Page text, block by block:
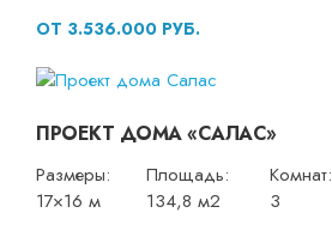
ОТ 3.536.000 РУБ.
ПРОЕКТ ДОМА «САЛАС»
Размеры:
17×16 м
Площадь:
134,8 м2
Комнат:
3